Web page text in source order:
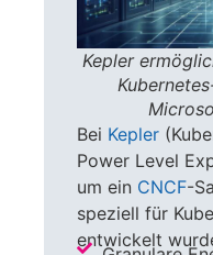
Kepler
Bei Kepler
Power Level
um ein CNCF-
speziell für
entwickelt